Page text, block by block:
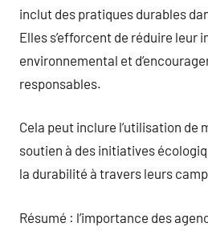
inclut des pratiques durables
Elles s’efforcent de réduire leur
environnemental et
responsables.
Cela peut inclure l’utilisation de
soutien à des initiatives
la durabilité à travers leurs
Résumé : l’importance des